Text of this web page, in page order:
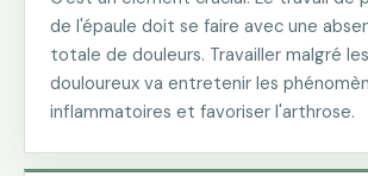
de l'épaule doit se faire avec une
totale de douleurs. Travailler malgré
douloureux va entretenir les
inflammatoires et favoriser l'arthrose.